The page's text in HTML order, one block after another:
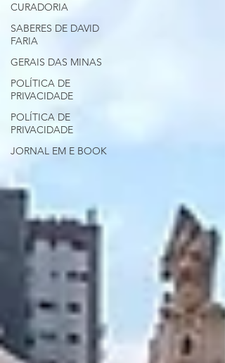
CURADORIA
SABERES DE DAVID
FARIA
GERAIS DAS MINAS
POLÍTICA DE
PRIVACIDADE
POLÍTICA DE
PRIVACIDADE
JORNAL EM E BOOK